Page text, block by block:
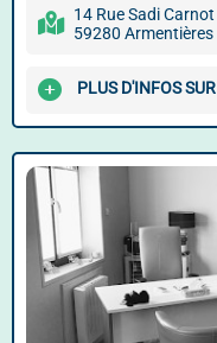
14 Rue Sadi Carnot
59280 Armentières
PLUS D'INFOS